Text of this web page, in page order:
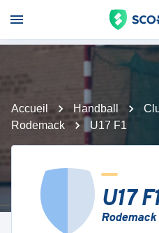
Accueil Handball
Rodemack
U17 F1
U17
Rodemack